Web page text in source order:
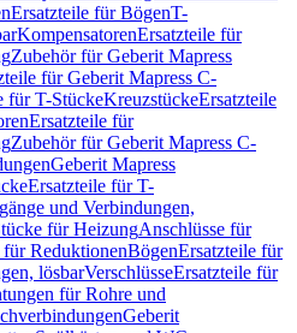
Ersatzteile für BögenT-
KompensatorenErsatzteile für
Zubehör für Geberit Mapress
für Geberit Mapress C-
für T-StückeKreuzstückeErsatzteile
Ersatzteile für
Zubehör für Geberit Mapress C-
Geberit Mapress
Ersatzteile für T-
und Verbindungen,
für HeizungAnschlüsse für
für ReduktionenBögenErsatzteile für
lösbarVerschlüsseErsatzteile für
für Rohre und
Geberit